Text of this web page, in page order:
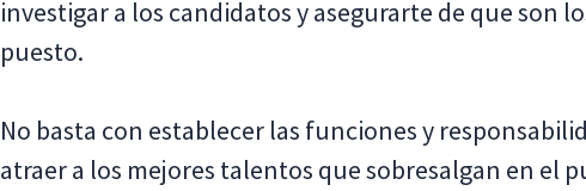
investigar a los candidatos y asegurarte de que son
puesto.
No basta con establecer las funciones y
atraer a los mejores talentos que sobresalgan en el